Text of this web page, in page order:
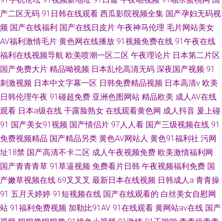
产二区无码 91日韩在线观看 西瓜影院视频全集 国产孕妇无码视
频 国产在线福利 国产在线日皮片 午夜神马伦理 毛片网站美女
AV福利激情毛片 黄色网在线播放 91视频免费在线 91午夜在线
福利在线视频导航 欧美喷潮一区二区 午夜理论片 日本第二片区
国产免费大片 精品呦视频 日本乱伦高清无码 深夜国产视频 91
刺激视频 日本中文字幕一区 日韩免费精品视频 日本高清v 欧美
日韩伦理午夜 91碰超免费 亚洲色图网站 精品欧美 成人AV在线
观看 日本a级在线 干露脸熟女 在线观看黄色网 成人抖音 爰上碰
91 国产美女91视频 国产情侣片 97人人看 国产三级视频在线 91
免费视频精品 国产精品另类 黄色AV网站人 黄色91福利社 污网
址18禁 国产高清不卡二区 成人午夜视频免费 欧美激情福利网
国产青青青草 91草逼视频 免费看片日韩 午夜视频福利免费 国
产嫩草视频在线 69叉叉叉 最新日本在线视频 日韩成人a 青青操
91 五月天婷婷 91短视频在线 国产在线观看的 白丝美女自慰网
站 91福利免费视频 加勒比91AV 91在线观看 黄网站av在线 国产